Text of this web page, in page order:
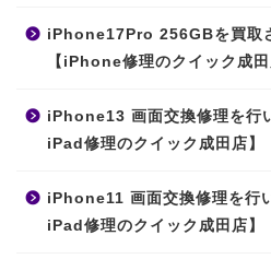
iPhone17Pro 256GBを買取
【iPhone修理のクイック成田
iPhone13 画面交換修理を行
iPad修理のクイック成田店】
iPhone11 画面交換修理を行
iPad修理のクイック成田店】